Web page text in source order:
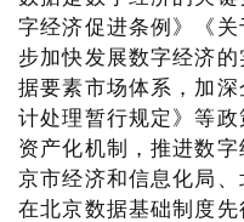
字经济促进条例》《
步加快发展数字经济
据要素市场体系，加
计处理暂行规定》等
资产化机制，推进数
京市经济和信息化局
在北京数据基础制度